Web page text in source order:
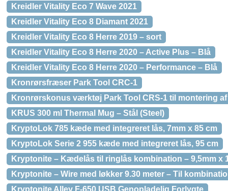
Kreidler Vitality Eco 7 Wave 2021
Kreidler Vitality Eco 8 Diamant 2021
Kreidler Vitality Eco 8 Herre 2019 – sort
Kreidler Vitality Eco 8 Herre 2020 – Active Plus – Blå
Kreidler Vitality Eco 8 Herre 2020 – Performance – Blå
Kronrørsfræser Park Tool CRC-1
Kronrørskonus værktøj Park Tool CRS-1 til montering
KRUS 300 ml Thermal Mug – Stål (Steel)
KryptoLok 785 kæde med integreret lås, 7mm x 85 cm
KryptoLok Serie 2 955 kæde med integreret lås, 95 cm
Kryptonite – Kædelås til ringlås kombination – 9,5mm x
Kryptonite – Wire med løkker 9.30 meter – Til
Kryptonite Alley F-650 USB Genopladelig Forlygte